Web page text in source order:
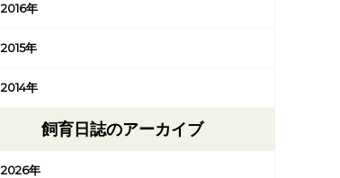
2016年
2015年
2014年
飼育日誌のアーカイブ
2026年